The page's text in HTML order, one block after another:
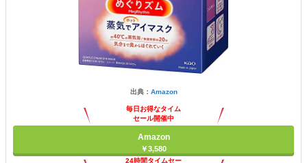
出典： Amazon
毎日お得なタイム
セール開催中
Amazon
￥3,580
24時間タイムセー